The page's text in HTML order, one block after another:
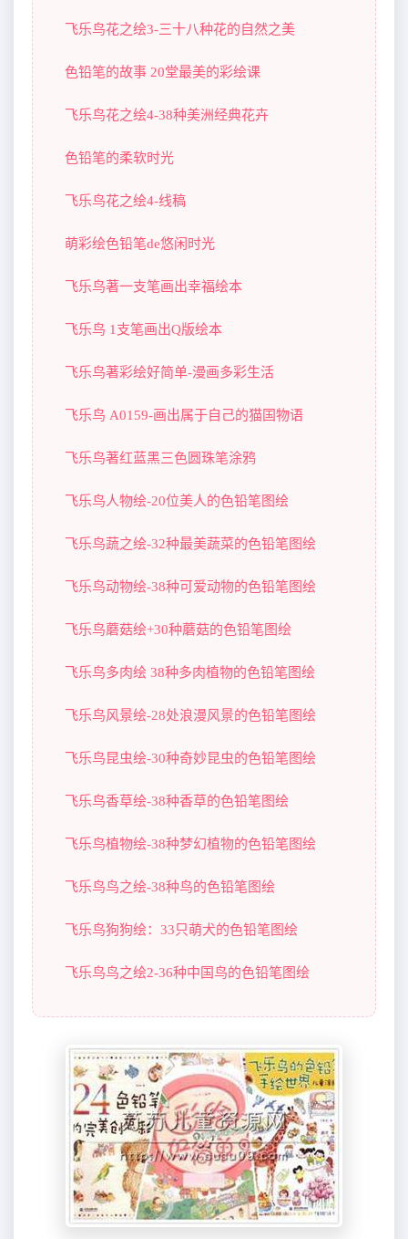
飞乐鸟花之绘3-三十八种花的自然之美
色铅笔的故事 20堂最美的彩绘课
飞乐鸟花之绘4-38种美洲经典花卉
色铅笔的柔软时光
飞乐鸟花之绘4-线稿
萌彩绘色铅笔de悠闲时光
飞乐鸟著一支笔画出幸福绘本
飞乐鸟 1支笔画出Q版绘本
飞乐鸟著彩绘好简单-漫画多彩生活
飞乐鸟 A0159-画出属于自己的猫国物语
飞乐鸟著红蓝黑三色圆珠笔涂鸦
飞乐鸟人物绘-20位美人的色铅笔图绘
飞乐鸟蔬之绘-32种最美蔬菜的色铅笔图绘
飞乐鸟动物绘-38种可爱动物的色铅笔图绘
飞乐鸟蘑菇绘+30种蘑菇的色铅笔图绘
飞乐鸟多肉绘 38种多肉植物的色铅笔图绘
飞乐鸟风景绘-28处浪漫风景的色铅笔图绘
飞乐鸟昆虫绘-30种奇妙昆虫的色铅笔图绘
飞乐鸟香草绘-38种香草的色铅笔图绘
飞乐鸟植物绘-38种梦幻植物的色铅笔图绘
飞乐鸟鸟之绘-38种鸟的色铅笔图绘
飞乐鸟狗狗绘：33只萌犬的色铅笔图绘
飞乐鸟鸟之绘2-36种中国鸟的色铅笔图绘